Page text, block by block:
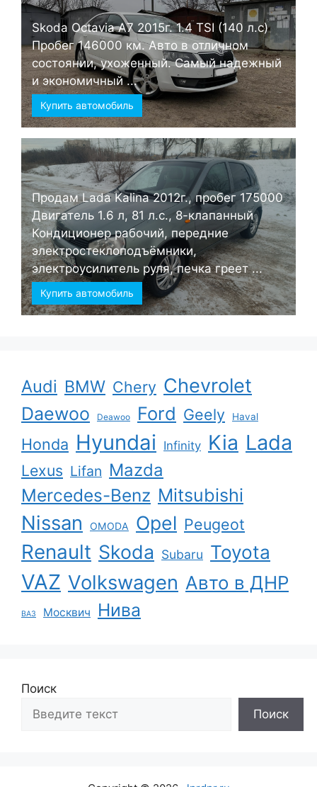
Skoda Octavia А7 2015г. 1.4 TSI (140 л.с)
Пробег 146000 км. Авто в отличном
состоянии, ухоженный. Самый надежный
и экономичный ...
Купить автомобиль
Продам Lada Kalina 2012г., пробег 175000
Двигатель 1.6 л, 81 л.с., 8-клапанный
Кондиционер рабочий, передние
электростеклоподъёмники,
электроусилитель руля, печка греет ...
Купить автомобиль
Audi BMW Chery Chevrolet
Daewoo Deawoo Ford Geely Haval
Honda Hyundai Infinity Kia Lada
Lexus Lifan Mazda
Mercedes-Benz Mitsubishi
Nissan OMODA Opel Peugeot
Renault Skoda Subaru Toyota
VAZ Volkswagen Авто в ДНР
ВАЗ Москвич Нива
Поиск
Поиск